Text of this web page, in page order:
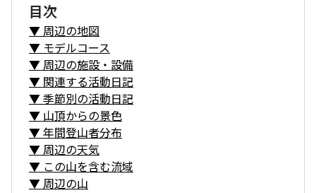
目次
▼ 周辺の地図
▼ モデルコース
▼ 周辺の施設・設備
▼ 関連する活動日記
▼季節別の活動日記
▼ 山頂からの景色
▼年間登山者分布
▼ 周辺の天気
▼ この山を含む流域
▼ 周辺の山